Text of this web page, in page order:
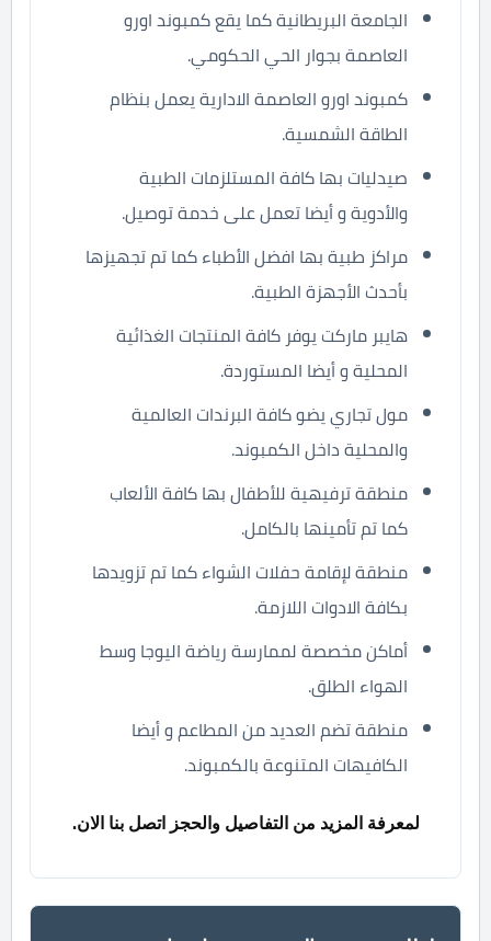
الجامعة البريطانية كما يقع كمبوند اورو
العاصمة بجوار الحي الحكومي.
كمبوند اورو العاصمة الادارية يعمل بنظام
الطاقة الشمسية.
صيدليات بها كافة المستلزمات الطبية
والأدوية و أيضا تعمل على خدمة توصيل.
مراكز طبية بها افضل الأطباء كما تم تجهيزها
بأحدث الأجهزة الطبية.
هايبر ماركت يوفر كافة المنتجات الغذائية
المحلية و أيضا المستوردة.
مول تجاري يضو كافة البرندات العالمية
والمحلية داخل الكمبوند.
منطقة ترفيهية للأطفال بها كافة الألعاب
كما تم تأمينها بالكامل.
منطقة لإقامة حفلات الشواء كما تم تزويدها
بكافة الادوات اللازمة.
أماكن مخصصة لممارسة رياضة اليوجا وسط
الهواء الطلق.
منطقة تضم العديد من المطاعم و أيضا
الكافيهات المتنوعة بالكمبوند.
لمعرفة المزيد من التفاصيل والحجز اتصل بنا الان.